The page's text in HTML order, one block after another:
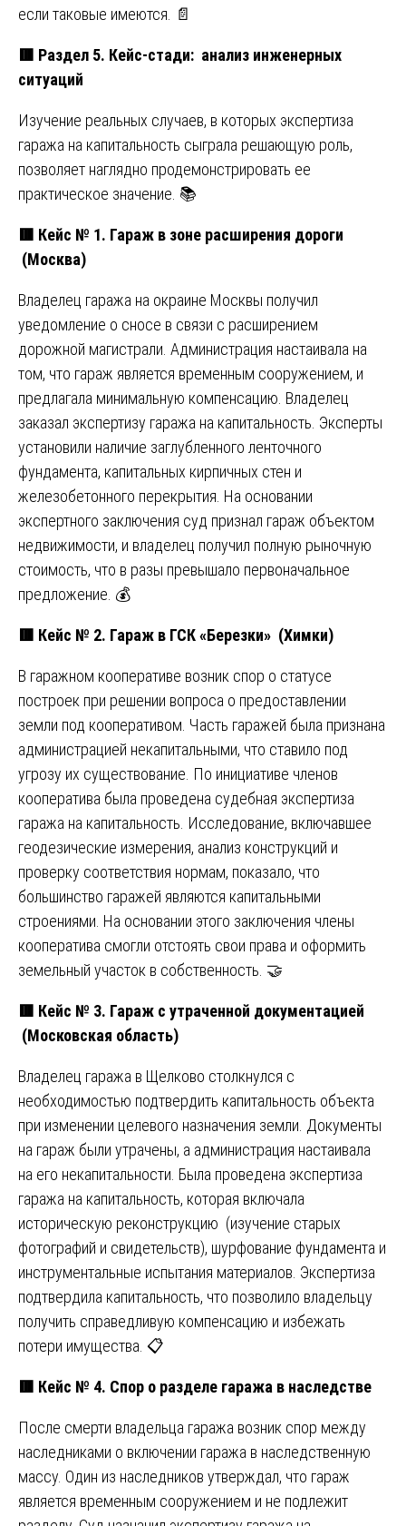
если таковые имеются. 📄
🟥 Раздел 5. Кейс-стади: анализ инженерных
ситуаций
Изучение реальных случаев, в которых экспертиза
гаража на капитальность сыграла решающую роль,
позволяет наглядно продемонстрировать ее
практическое значение. 📚
🟥 Кейс № 1. Гараж в зоне расширения дороги
(Москва)
Владелец гаража на окраине Москвы получил
уведомление о сносе в связи с расширением
дорожной магистрали. Администрация настаивала на
том, что гараж является временным сооружением, и
предлагала минимальную компенсацию. Владелец
заказал экспертизу гаража на капитальность. Эксперты
установили наличие заглубленного ленточного
фундамента, капитальных кирпичных стен и
железобетонного перекрытия. На основании
экспертного заключения суд признал гараж объектом
недвижимости, и владелец получил полную рыночную
стоимость, что в разы превышало первоначальное
предложение. 💰
🟥 Кейс № 2. Гараж в ГСК «Березки» (Химки)
В гаражном кооперативе возник спор о статусе
построек при решении вопроса о предоставлении
земли под кооперативом. Часть гаражей была признана
администрацией некапитальными, что ставило под
угрозу их существование. По инициативе членов
кооператива была проведена судебная экспертиза
гаража на капитальность. Исследование, включавшее
геодезические измерения, анализ конструкций и
проверку соответствия нормам, показало, что
большинство гаражей являются капитальными
строениями. На основании этого заключения члены
кооператива смогли отстоять свои права и оформить
земельный участок в собственность. 🤝
🟥 Кейс № 3. Гараж с утраченной документацией
(Московская область)
Владелец гаража в Щелково столкнулся с
необходимостью подтвердить капитальность объекта
при изменении целевого назначения земли. Документы
на гараж были утрачены, а администрация настаивала
на его некапитальности. Была проведена экспертиза
гаража на капитальность, которая включала
историческую реконструкцию (изучение старых
фотографий и свидетельств), шурфование фундамента и
инструментальные испытания материалов. Экспертиза
подтвердила капитальность, что позволило владельцу
получить справедливую компенсацию и избежать
потери имущества. 📋
🟥 Кейс № 4. Спор о разделе гаража в наследстве
После смерти владельца гаража возник спор между
наследниками о включении гаража в наследственную
массу. Один из наследников утверждал, что гараж
является временным сооружением и не подлежит